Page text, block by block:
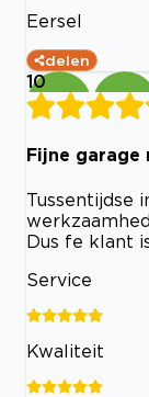
Eersel
delen
10
Fijne garage
Tussentijdse
Dus fe klant
Service
Kwaliteit